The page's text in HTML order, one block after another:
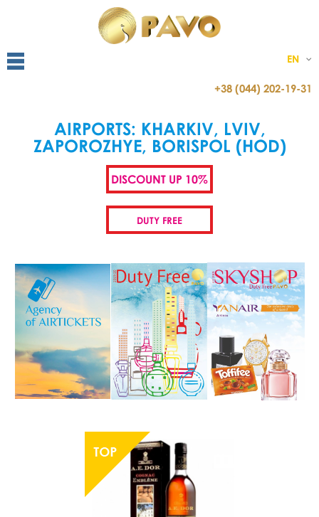
EN
+38 (044) 202-19-31
AIRPORTS: KHARKIV, LVIV,
ZAPOROZHYE, BORISPOL (HOD)
DISCOUNT UP 10%
DUTY FREE